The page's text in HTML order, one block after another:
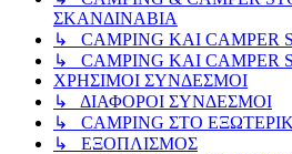
ΣΚΑΝΔΙΝΑΒΙΑ
↳ CAMPING KAI CAMPER
↳ CAMPING KAI CAMPER
ΧΡΗΣΙΜΟΙ ΣΥΝΔΕΣΜΟΙ
↳ ΔΙΑΦΟΡΟΙ ΣΥΝΔΕΣΜΟΙ
↳ CAMPING ΣΤΟ
↳ ΕΞΟΠΛΙΣΜΟΣ